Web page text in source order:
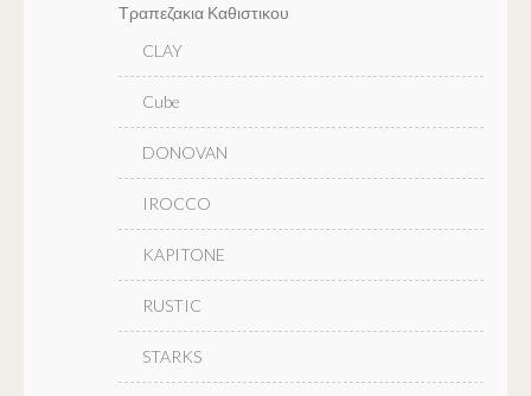
Τραπεζακια Καθιστικου
CLAY
Cube
DONOVAN
IROCCO
KAPITONE
RUSTIC
STARKS